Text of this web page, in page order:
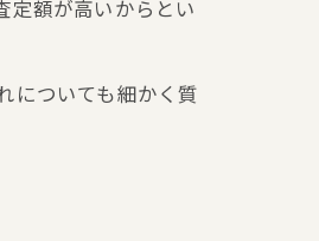
定額が高いからとい
についても細かく質